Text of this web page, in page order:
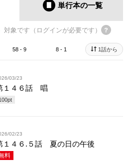
単行本の一覧
対象です（ログインが必要です）
58 - 9 8 - 1 1話から
03/23
１４６話 唱
pt
02/23
１４６.５話 夏の日の午後
料